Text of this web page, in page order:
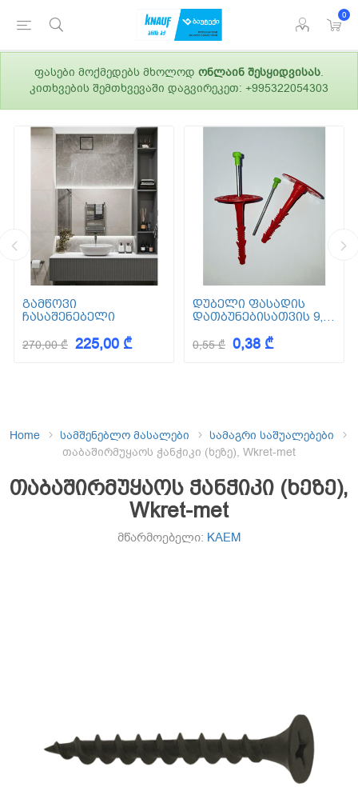
0
ფასები მოქმედებს მხოლოდ ონლაინ შესყიდვისას.
კითხვების შემთხვევაში დაგვირეკეთ: +995322054303
გამწოვი
ჩასაშენებელი
270,00 ₾ 225,00 ₾
დუბელი ფასადის
დათბუნებისათვის 9,5
0,55 ₾ 0,38 ₾
Home სამშენებლო მასალები
სამაგრი საშუალებები
თაბაშირმუყაოს ჭანჭიკი (ხეზე), Wkret-met
თაბაშირმუყაოს ჭანჭიკი (ხეზე),
Wkret-met
მწარმოებელი: KAEM